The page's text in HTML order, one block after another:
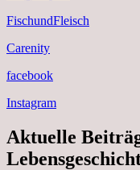
FischundFleisch
Carenity
facebook
Instagram
Aktuelle